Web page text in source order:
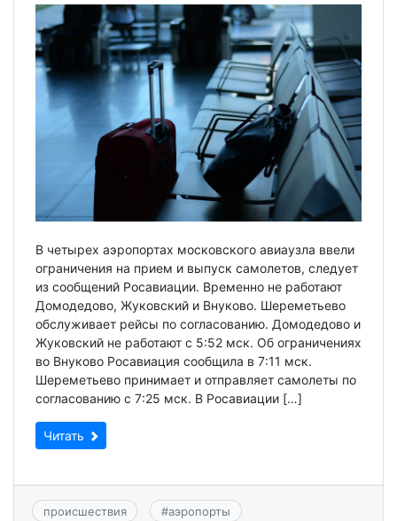
В четырех аэропортах московского авиаузла ввели
ограничения на прием и выпуск самолетов, следует
из сообщений Росавиации. Временно не работают
Домодедово, Жуковский и Внуково. Шереметьево
обслуживает рейсы по согласованию. Домодедово и
Жуковский не работают с 5:52 мск. Об ограничениях
во Внуково Росавиация сообщила в 7:11 мск.
Шереметьево принимает и отправляет самолеты по
согласованию с 7:25 мск. В Росавиации […]
Читать
происшествия #аэропорты